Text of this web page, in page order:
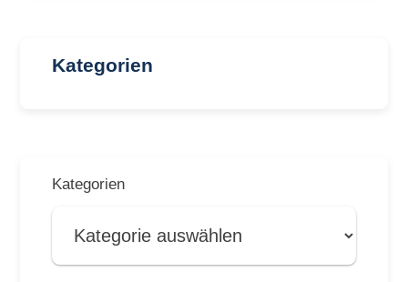
Kategorien
Kategorien